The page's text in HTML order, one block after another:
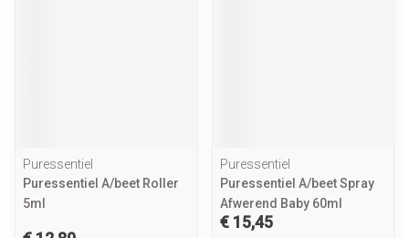
Puressentiel
Puressentiel A/beet Roller
5ml
Puressentiel
Puressentiel A/beet Spray
Afwerend Baby 60ml
€ 15,45